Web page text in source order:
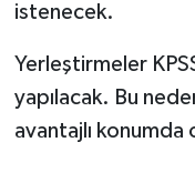
istenecek.
Yerleştirmeler
yapılacak. Bu
avantajlı konumda